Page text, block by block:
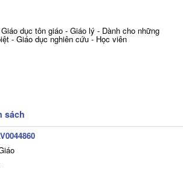
dục tôn giáo - Giáo lý - Dành cho những
- Giáo dục nghiên cứu - Học viên
sách